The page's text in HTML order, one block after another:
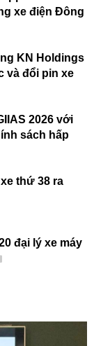
xe điện Đông
KN Holdings
và đổi pin xe
2026 với
sách hấp
thứ 38 ra
đại lý xe máy